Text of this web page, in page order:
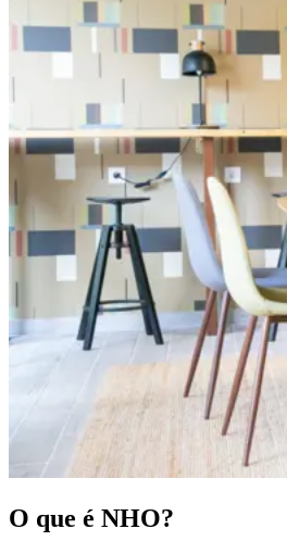
O que é NHO?